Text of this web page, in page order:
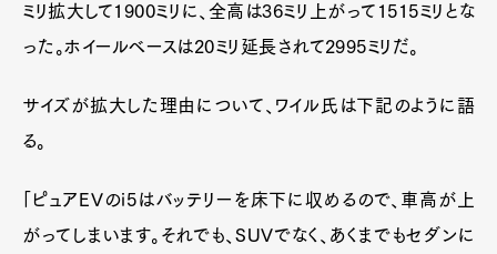
ミリ拡大して1900ミリに、全高は36ミリ上がって1515ミリとな
った。ホイールベースは20ミリ延長されて2995ミリだ。
サイズが拡大した理由について、ワイル氏は下記のように語
る。
「ピュアEVのi5はバッテリーを床下に収めるので、車高が上
がってしまいます。それでも、SUVでなく、あくまでもセダンに